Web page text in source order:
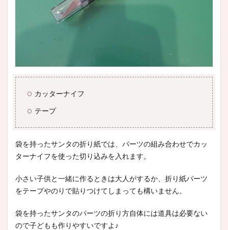
カッターナイフ
テープ
袋を持ったサンタの折り紙では、パーツの組み合わせでカッ
ターナイフを使った切り込みを入れます。
小さい子供と一緒に作るときは大人がするか、折り紙パーツ
をテープやのりで貼りつけてしまっても構いません。
袋を持ったサンタのパーツの折り方自体には道具は必要ない
ので子どもも作りやすいですよ♪